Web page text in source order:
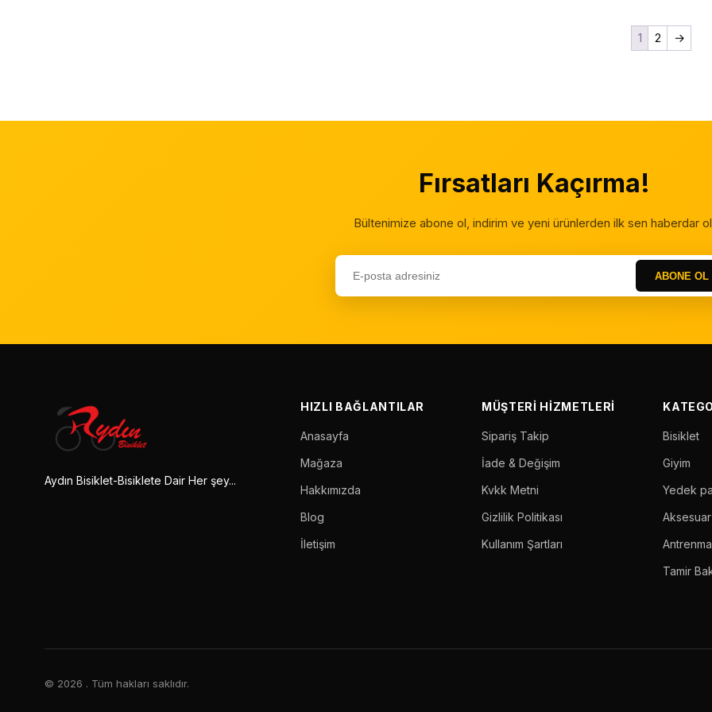
1 2 →
Fırsatları Kaçırma!
Bültenimize abone ol, indirim ve yeni ürünlerden ilk sen haberdar
ABONE OL
Aydın Bisiklet-Bisiklete Dair Her şey...
HIZLI BAĞLANTILAR
Anasayfa
Mağaza
Hakkımızda
Blog
İletişim
MÜŞTERI HIZMETLERI
Sipariş Takip
İade & Değişim
Kvkk Metni
Gizlilik Politikası
Kullanım Şartları
Bisiklet
Giyim
Yedek
Aksesuar
Tamir
© 2026 . Tüm hakları saklıdır.